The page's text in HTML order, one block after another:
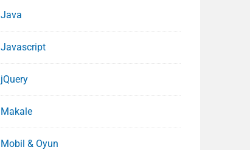
Java
Javascript
jQuery
Makale
Mobil & Oyun